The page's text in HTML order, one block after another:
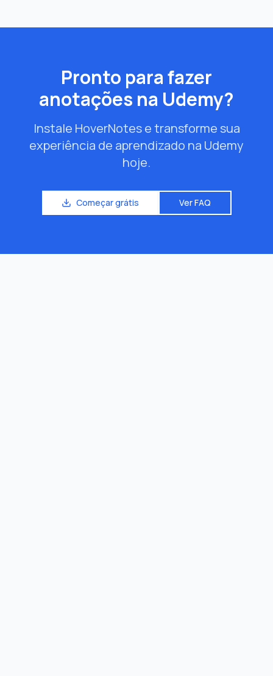
Pronto para fazer
anotações na Udemy?
Instale HoverNotes e transforme sua
experiência de aprendizado na Udemy
hoje.
Começar grátis Ver FAQ